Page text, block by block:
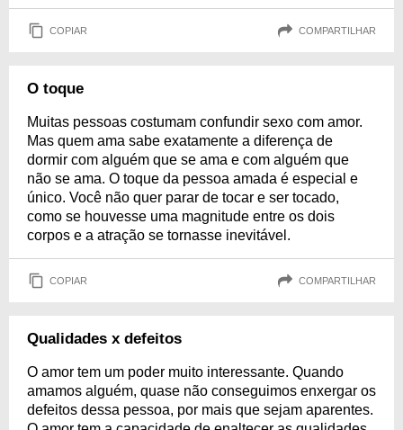
COPIAR COMPARTILHAR
O toque
Muitas pessoas costumam confundir sexo com amor.
Mas quem ama sabe exatamente a diferença de
dormir com alguém que se ama e com alguém que
não se ama. O toque da pessoa amada é especial e
único. Você não quer parar de tocar e ser tocado,
como se houvesse uma magnitude entre os dois
corpos e a atração se tornasse inevitável.
COPIAR COMPARTILHAR
Qualidades x defeitos
O amor tem um poder muito interessante. Quando
amamos alguém, quase não conseguimos enxergar os
defeitos dessa pessoa, por mais que sejam aparentes.